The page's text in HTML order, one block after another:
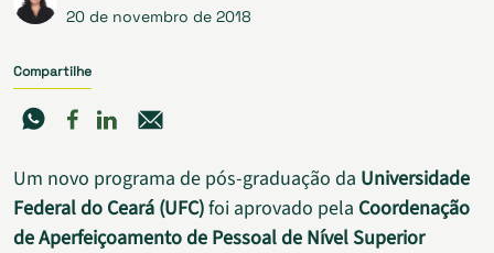
20 de novembro de 2018
Compartilhe
Um novo programa de pós-graduação da Universidade
Federal do Ceará (UFC)foi aprovado pela Coordenação
de Aperfeiçoamento de Pessoal de Nível Superior